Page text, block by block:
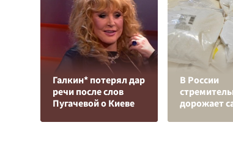
Галкин* потерял дар
речи после слов
Пугачевой о Киеве
В России
дорожает